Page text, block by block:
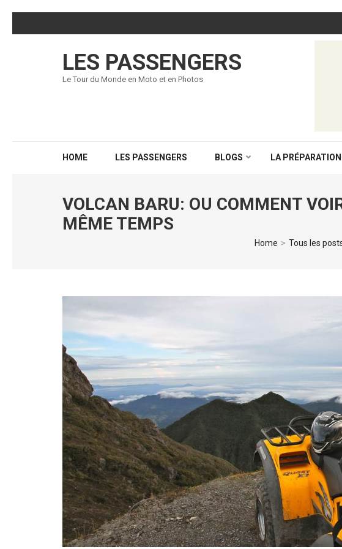
to
LES PASSENGERS
Le Tour du Monde en Moto et en Photos
HOME LES PASSENGERS BLOGS LA PRÉPARATION
VOLCAN BARU: OU COMMENT
MÊME TEMPS
Home > Tous les